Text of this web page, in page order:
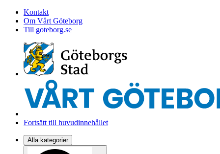
Kontakt
Om Vårt Göteborg
Till goteborg.se
Fortsätt till huvudinnehållet
Alla kategorier